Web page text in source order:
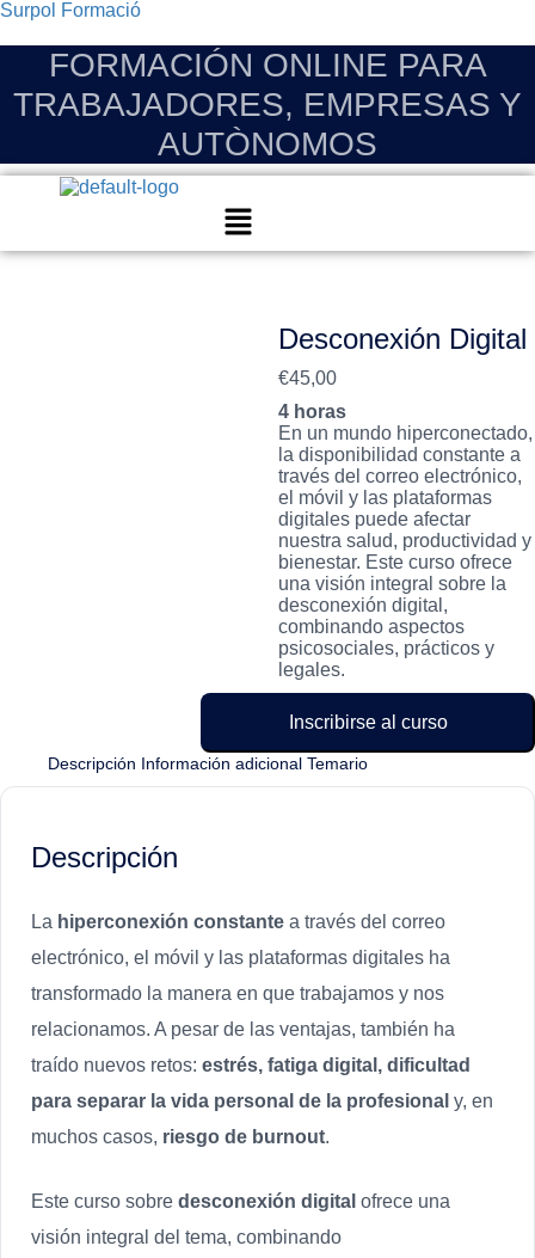
Surpol Formació
FORMACIÓN ONLINE PARA
TRABAJADORES, EMPRESAS Y
AUTÒNOMOS
Menú
Desconexión Digital
€45,00
4 horas
En un mundo hiperconectado,
la disponibilidad constante a
través del correo electrónico,
el móvil y las plataformas
digitales puede afectar
nuestra salud, productividad y
bienestar. Este curso ofrece
una visión integral sobre la
desconexión digital,
combinando aspectos
psicosociales, prácticos y
legales.
Inscribirse al curso
Descripción Información adicional Temario
Descripción
La hiperconexión constante a través del correo
electrónico, el móvil y las plataformas digitales ha
transformado la manera en que trabajamos y nos
relacionamos. A pesar de las ventajas, también ha
traído nuevos retos: estrés, fatiga digital, dificultad
para separar la vida personal de la profesional y, en
muchos casos, riesgo de burnout.
Este curso sobre desconexión digital ofrece una
visión integral del tema, combinando